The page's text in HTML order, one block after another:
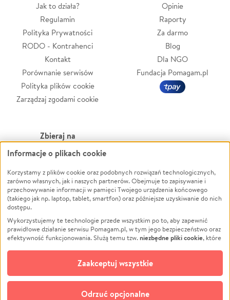
Jak to działa?
Regulamin
Polityka Prywatności
RODO - Kontrahenci
Kontakt
Porównanie serwisów
Polityka plików cookie
Zarządzaj zgodami cookie
Opinie
Raporty
Za darmo
Blog
Dla NGO
Fundacja Pomagam.pl
Zbieraj na
Leczenie
Zwierzęta
Pożar
Ukraina
Pomoc Finansowa
Projekty
Pogrzeb
Społeczność lokalna
Kultura
Powódź
Wichura
NGO
Edukacja
Podróż
Impreza
Ochrona środowiska
Biznes
Informacje o plikach cookie
Korzystamy z plików cookie oraz podobnych rozwiązań technologicznych,
zarówno własnych, jak i naszych partnerów. Obejmuje to zapisywanie i
przechowywanie informacji w pamięci Twojego urządzenia końcowego
(takiego jak np. laptop, tablet, smartfon) oraz późniejsze uzyskiwanie do nich
dostępu.
Wykorzystujemy te technologie przede wszystkim po to, aby zapewnić
prawidłowe działanie serwisu Pomagam.pl, w tym jego bezpieczeństwo oraz
efektywność funkcjonowania. Służą temu tzw.niezbędne pliki cookie, które
opcjonalnych plików cookie
technologii do celów analitycznych i retargetingowych. Możesz wyrazić
zgodę na ich stosowanie lub jej odmówić. W dowolnym momencie masz
możliwość zmiany swoich preferencji na stronie „Zarządzaj zgodami cookie”,
do której link znajdziesz w stopce serwisu Pomagam.pl. Opcjonalne pliki
Odrzuć opcjonalne
Zaakceptuj wszystkie